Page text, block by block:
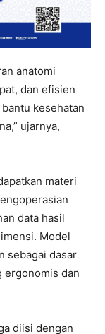
anatomi
dan efisien
kesehatan
ujarnya,
materi
data hasil
Model
sebagai dasar
ergonomis dan
diisi dengan